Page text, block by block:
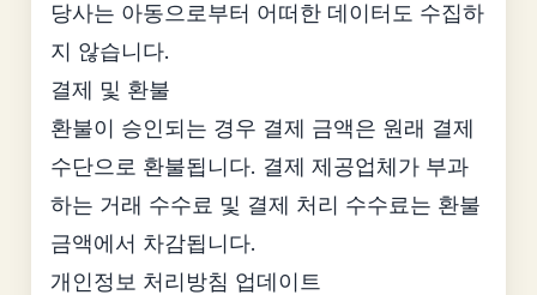
당사는 아동으로부터 어떠한 데이터도 수집하
지 않습니다.
결제 및 환불
환불이 승인되는 경우 결제 금액은 원래 결제
수단으로 환불됩니다. 결제 제공업체가 부과
하는 거래 수수료 및 결제 처리 수수료는 환불
금액에서 차감됩니다.
개인정보 처리방침 업데이트